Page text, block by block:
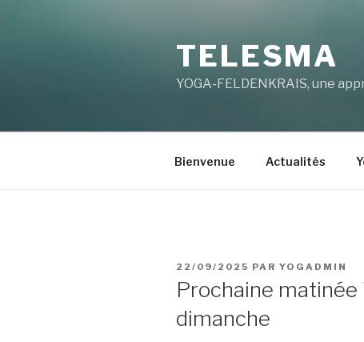
TELESMA
YOGA-FELDENKRAIS, une
Bienvenue Actualités
PUBLIÉ
22/09/2025 PAR YOGADMIN
Prochaine matinée
dimanche